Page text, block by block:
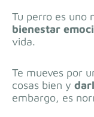
Tu perro es uno
bienestar
vida.
Te mueves por
cosas bien y
embargo, es